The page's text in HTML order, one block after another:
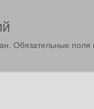
Обязательные поля